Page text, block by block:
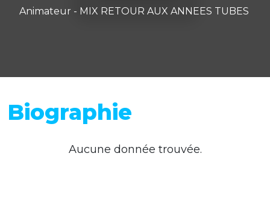
Animateur - MIX RETOUR AUX ANNEES TUBES
Biographie
Aucune donnée trouvée.